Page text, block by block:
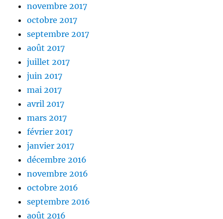
novembre 2017
octobre 2017
septembre 2017
août 2017
juillet 2017
juin 2017
mai 2017
avril 2017
mars 2017
février 2017
janvier 2017
décembre 2016
novembre 2016
octobre 2016
septembre 2016
août 2016